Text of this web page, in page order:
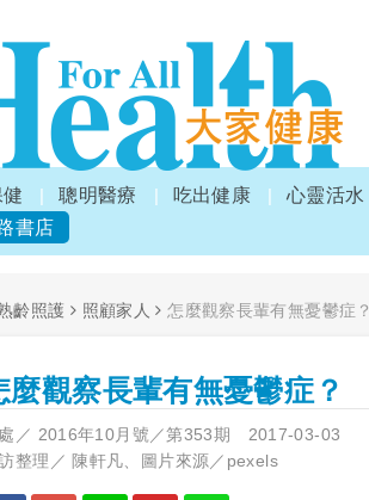
聰明醫療 吃出健康 心靈活水
書店
齡照護 照顧家人 怎麼觀察長輩有無憂鬱症？
麼觀察長輩有無憂鬱症？
／ 2016年10月號／第353期 2017-03-03
整理／ 陳軒凡、圖片來源／pexels